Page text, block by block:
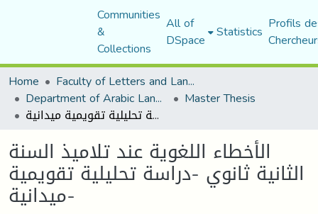
Communities
&
Collections
All of
DSpace Statistics Profils
Home
Faculty of Letters and Languages
Department of Arabic Language and Literature Master Thesis
الأخطاء اللغوية عند تلاميذ السنة الثانية ثانوي -دراسة تحليلية تقويمية ميدانية-
الأخطاء اللغوية عند تلاميذ السنة
الثانية ثانوي -دراسة تحليلية تقويمية
ميدانية-